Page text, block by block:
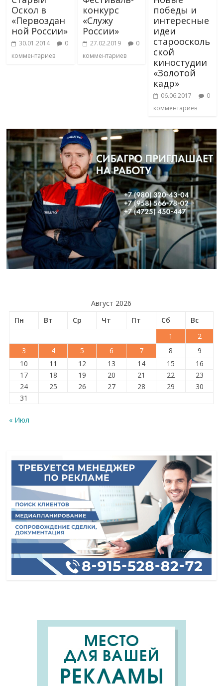
Оскол в
«Первоздан
ной России»
30.01.2014
0
комментариев
конкурс
«Служу
России»
27.02.2019
0
комментариев
победы и
интересные
идеи
староосколь
ской
киностудии
«Золотой
кадр»
06.06.2017
0
комментариев
Август 2026
Пн
Вт Ср Чт Пт Сб
Вс
1
2
3
4 5 6 7 8
9
10
11 12 13 14 15
16
17
18 19 20 21 22
23
24
25 26 27 28 29
30
31
« Июл